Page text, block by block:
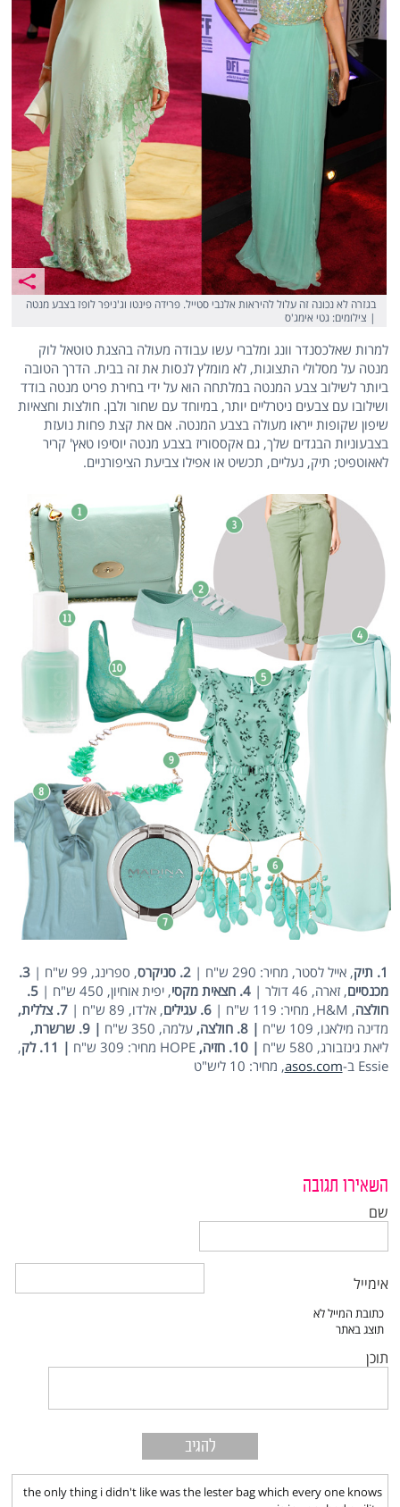
בגזרה לא נכונה זה עלול להיראות אלנבי סטייל. פרידה פינטו וג'ניפר לופז בצבע מנטה
| צילומים: גטי אימג'ס
למרות שאלכסנדר וונג ומלברי עשו עבודה מעולה בהצגת טוטאל לוק
מנטה על מסלולי התצוגות, לא מומלץ לנסות את זה בבית. הדרך הטובה
ביותר לשילוב צבע המנטה במלתחה הוא על ידי בחירת פריט מנטה בודד
ושילובו עם צבעים ניטרליים יותר, במיוחד עם שחור ולבן. חולצות וחצאיות
שיפון שקופות ייראו מעולה בצבע המנטה. אם את קצת פחות נועזת
בצבעוניות הבגדים שלך, גם אקססוריז בצבע מנטה יוסיפו טאץ' קריר
לאאוטפיט; תיק, נעליים, תכשיט או אפילו צביעת הציפורניים.
1. תיק , אייל לסטר, מחיר: 290 ש"ח | 2. סניקרס , ספרינג, 99 ש"ח |
3.
מכנסיים, זארה, 46 דולר | 4. חצאית מקסי , יפית אוחיון, 450 ש"ח |
5.
חולצה, H&M, מחיר: 119 ש"ח | 6. עגילים , אלדו, 89 ש"ח |
7. צללית,
מדינה מילאנו, 109 ש"ח
| 8. חולצה, עלמה, 350 ש"ח
| 9. שרשרת,
ליאת גינזבורג, 580 ש"ח
| 10. חזיה, HOPE מחיר: 309 ש"ח | 11. לק
,
Essie ב-
asos.com, מחיר: 10 ליש"ט
השאירו תגובה
שם
אימייל
תוכן
the only thing i didn't like was the lester bag which every one knows